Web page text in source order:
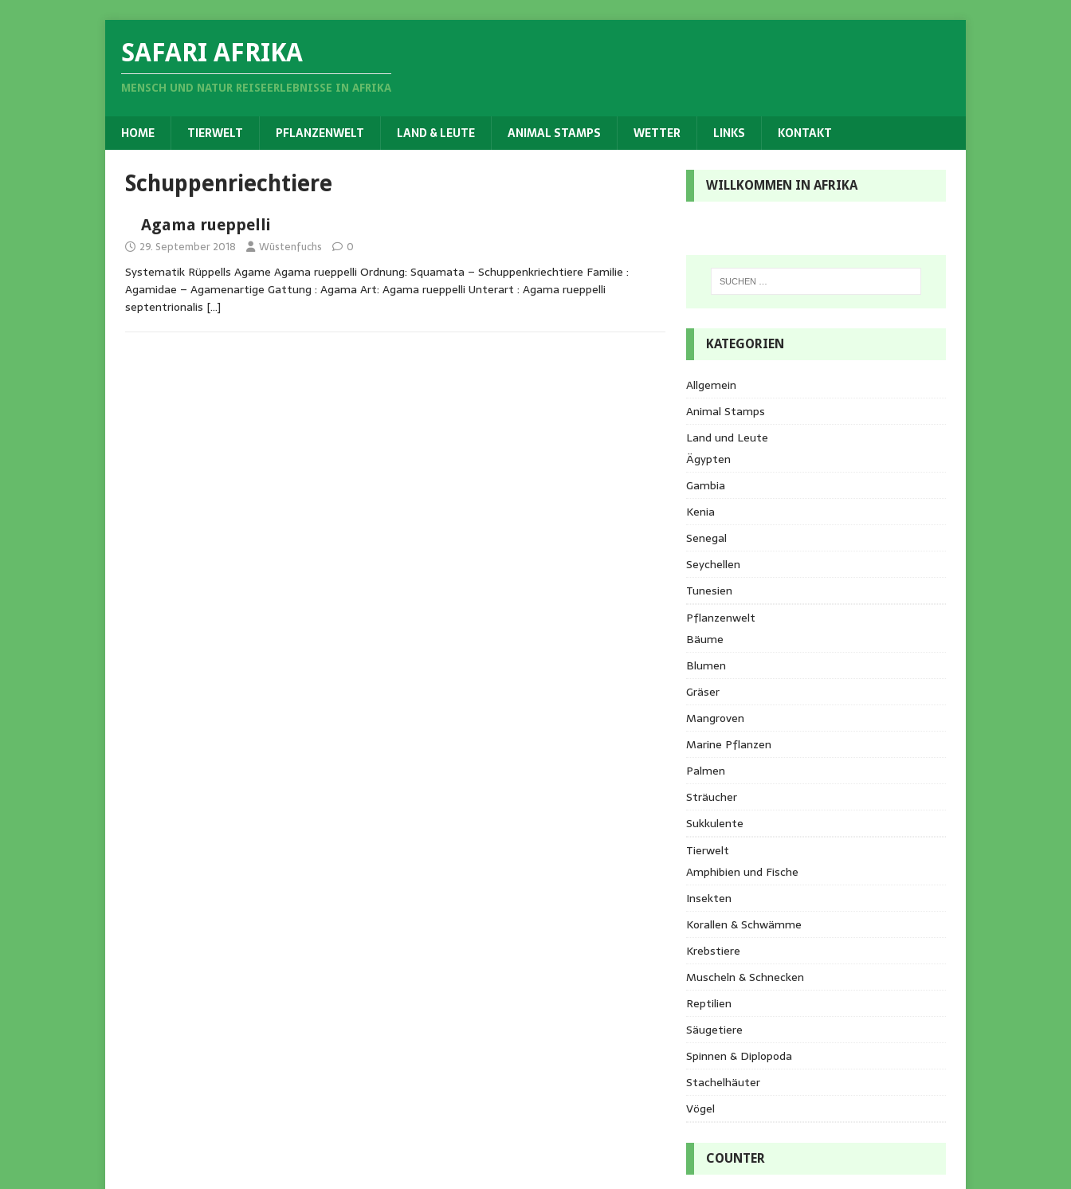
SAFARI AFRIKA
MENSCH UND NATUR REISEERLEBNISSE IN AFRIKA
HOME TIERWELT PFLANZENWELT LAND & LEUTE ANIMAL STAMPS WETTER LINKS KONTAKT
Schuppenriechtiere
Agama rueppelli
29. September 2018 Wüstenfuchs 0
Systematik Rüppells Agame Agama rueppelli Ordnung: Squamata – Schuppenkriechtiere Familie :
Agamidae – Agamenartige Gattung : Agama Art: Agama rueppelli Unterart : Agama rueppelli
septentrionalis […]
WILLKOMMEN IN AFRIKA
KATEGORIEN
Allgemein
Animal Stamps
Land und Leute
Ägypten
Gambia
Kenia
Senegal
Seychellen
Tunesien
Pflanzenwelt
Bäume
Blumen
Gräser
Mangroven
Marine Pflanzen
Palmen
Sträucher
Sukkulente
Tierwelt
Amphibien und Fische
Insekten
Korallen & Schwämme
Krebstiere
Muscheln & Schnecken
Reptilien
Säugetiere
Spinnen & Diplopoda
Stachelhäuter
Vögel
COUNTER